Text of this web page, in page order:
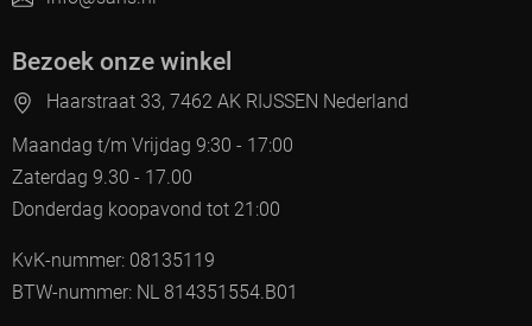
Bezoek onze winkel
Haarstraat 33, 7462 AK RIJSSEN Nederland
Maandag t/m Vrijdag 9:30 - 17:00
Zaterdag 9.30 - 17.00
Donderdag koopavond tot 21:00
KvK-nummer: 08135119
BTW-nummer: NL 814351554.B01